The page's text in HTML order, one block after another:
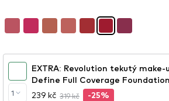
1
EXTRA: Revolution tekutý make-
Define Full Coverage
239 kč 319 kč -25%